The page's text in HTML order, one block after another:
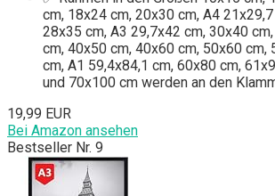
cm, 18x24 cm, 20x30 cm, A4
28x35 cm, A3 29,7x42 cm, 30x40
cm, 40x50 cm, 40x60 cm, 50x60 cm,
cm, A1 59,4x84,1 cm, 60x80 cm,
und 70x100 cm werden an den
19,99 EUR
Bei Amazon ansehen
Bestseller Nr. 9